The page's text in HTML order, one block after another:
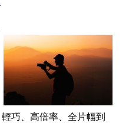
輕巧、高倍率、全片幅到